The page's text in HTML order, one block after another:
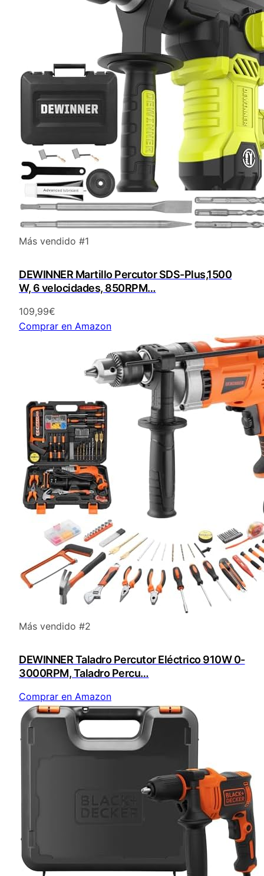
Más vendido #1
DEWINNER Martillo Percutor SDS-Plus,1500
W, 6 velocidades, 850RPM…
109,99€
Comprar en Amazon
Más vendido #2
DEWINNER Taladro Percutor Eléctrico 910W 0-
3000RPM, Taladro Percu…
Comprar en Amazon